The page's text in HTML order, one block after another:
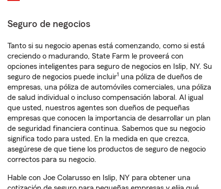
Seguro de negocios
Tanto si su negocio apenas está comenzando, como si está
creciendo o madurando, State Farm le proveerá con
opciones inteligentes para seguro de negocios en Islip, NY. Su
seguro de negocios puede incluir1 una póliza de dueños de
empresas, una póliza de automóviles comerciales, una póliza
de salud individual o incluso compensación laboral. Al igual
que usted, nuestros agentes son dueños de pequeñas
empresas que conocen la importancia de desarrollar un plan
de seguridad financiera continua. Sabemos que su negocio
significa todo para usted. En la medida en que crezca,
asegúrese de que tiene los productos de seguro de negocio
correctos para su negocio.
Hable con Joe Colarusso en Islip, NY para obtener una